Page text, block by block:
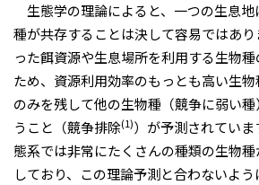
生態学の理論によると、一つの生息地
種が共存することは決して容易ではあ
った餌資源や生息場所を利用する生物
ため、資源利用効率のもっとも高い生物
のみを残して他の生物種（競争に弱い
うこと（競争排除(1)）が予測されてい
態系では非常にたくさんの種類の生物
しており、この理論予測と合わないよう